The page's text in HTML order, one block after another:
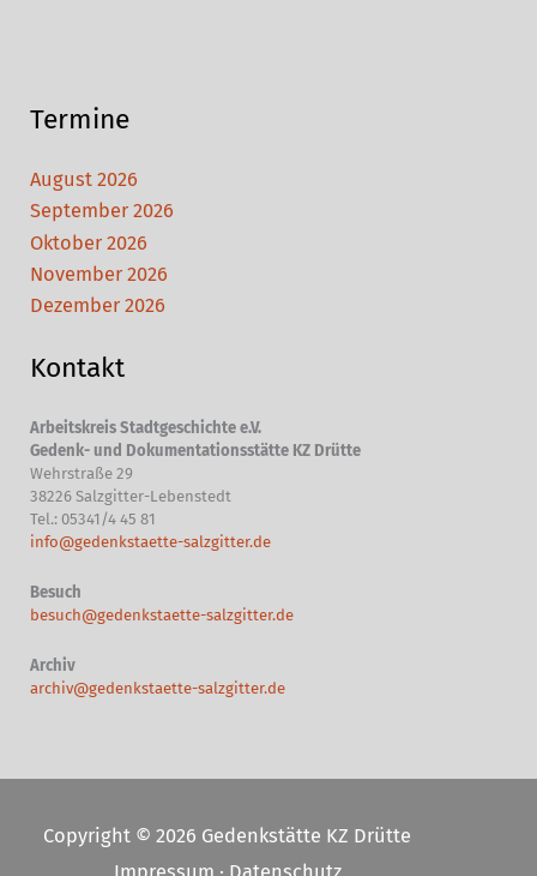
Termine
August 2026
September 2026
Oktober 2026
November 2026
Dezember 2026
Kontakt
Arbeitskreis Stadtgeschichte e.V.
Gedenk- und Dokumentationsstätte KZ Drütte
Wehrstraße 29
38226 Salzgitter-Lebenstedt
Tel.: 05341/4 45 81
info@gedenkstaette-salzgitter.de
Besuch
besuch@gedenkstaette-salzgitter.de
Archiv
archiv@gedenkstaette-salzgitter.de
Copyright © 2026 Gedenkstätte KZ Drütte
Impressum · Datenschutz